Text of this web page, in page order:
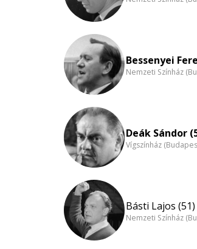
Bessenyei
Nemzeti Színház
Deák Sándor
Vígszínház
Básti Lajos (51)
Nemzeti Színház